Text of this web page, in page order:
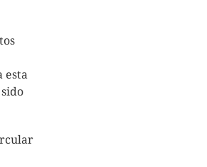
esta